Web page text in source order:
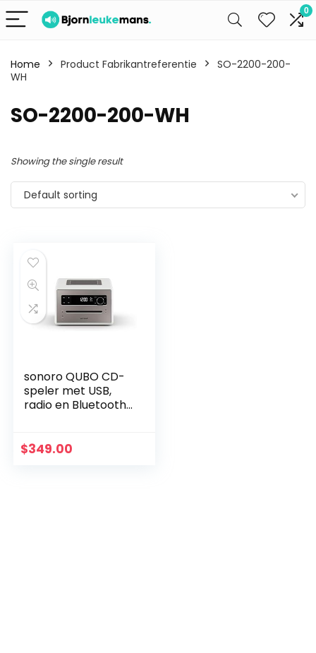
0
Home Product Fabrikantreferentie
SO-2200-200-
WH
SO-2200-200-WH
Showing the single result
Default sorting
sonoro QUBO CD-
speler met USB,
radio en Bluetooth
display) Wit
$349.00